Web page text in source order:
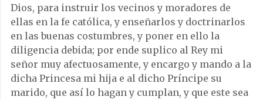
Dios, para instruir los vecinos y moradores de
ellas en la fe católica, y enseñarlos y doctrinarlos
en las buenas costumbres, y poner en ello la
diligencia debida; por ende suplico al Rey mi
señor muy afectuosamente, y encargo y mando a la
dicha Princesa mi hija e al dicho Príncipe su
marido, que así lo hagan y cumplan, y que este sea